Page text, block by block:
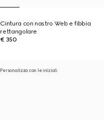
Cintura con nastro Web e fibbia
rettangolare
€ 350
Personalizza con le iniziali